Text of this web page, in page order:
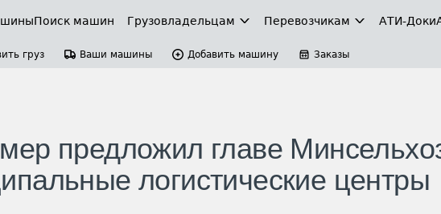
Поиск машин Грузовладельцам Перевозчикам АТИ-Доки
груз Ваши машины Добавить машину Заказы
предложил главе
логистические центры